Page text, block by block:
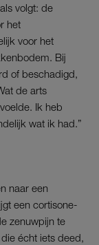
volgt: de
het
voor het
Bij
of beschadigd,
de arts
Ik heb
wat ik had.”
naar een
een cortisone-
zenuwpijn te
écht iets deed,